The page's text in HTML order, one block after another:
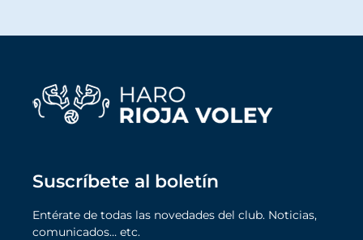
Suscríbete al boletín
Entérate de todas las novedades del club. Noticias,
comunicados… etc.